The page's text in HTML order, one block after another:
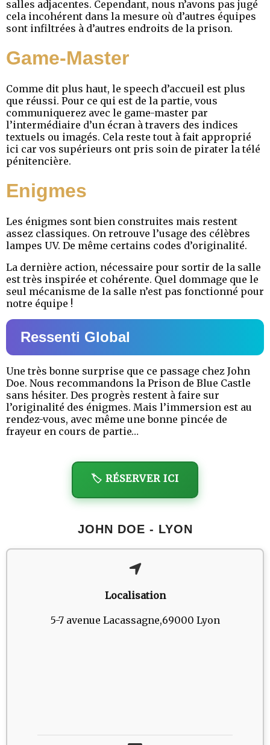
salles adjacentes. Cependant, nous n’avons pas jugé
cela incohérent dans la mesure où d’autres équipes
sont infiltrées à d’autres endroits de la prison.
Game-Master
Comme dit plus haut, le speech d’accueil est plus
que réussi. Pour ce qui est de la partie, vous
communiquerez avec le game-master par
l’intermédiaire d’un écran à travers des indices
textuels ou imagés. Cela reste tout à fait approprié
ici car vos supérieurs ont pris soin de pirater la télé
pénitencière.
Enigmes
Les énigmes sont bien construites mais restent
assez classiques. On retrouve l’usage des célèbres
lampes UV. De même certains codes d’originalité.
La dernière action, nécessaire pour sortir de la salle
est très inspirée et cohérente. Quel dommage que le
seul mécanisme de la salle n’est pas fonctionné pour
notre équipe !
Ressenti Global
Une très bonne surprise que ce passage chez John
Doe. Nous recommandons la Prison de Blue Castle
sans hésiter. Des progrès restent à faire sur
l’originalité des énigmes. Mais l’immersion est au
rendez-vous, avec même une bonne pincée de
frayeur en cours de partie…
🏷️ RÉSERVER ICI
JOHN DOE - LYON
Localisation
5-7 avenue Lacassagne,69000 Lyon